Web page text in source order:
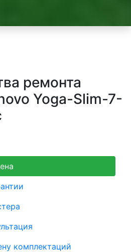
ремонта
Yoga-Slim-7-
комплектаций